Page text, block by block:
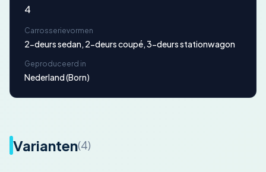
4
Carrosserievormen
2-deurs sedan, 2-deurs coupé, 3-deurs stationwagon
Geproduceerd in
Nederland (Born)
Varianten(4)